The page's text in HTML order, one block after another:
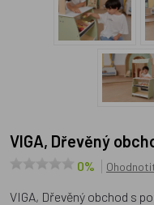
VIGA, Dřevěný
0%
VIGA, Dřevěný obchod s